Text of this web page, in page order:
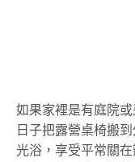
如果家裡是有庭院
日子把露營桌椅搬
光浴，享受平常關